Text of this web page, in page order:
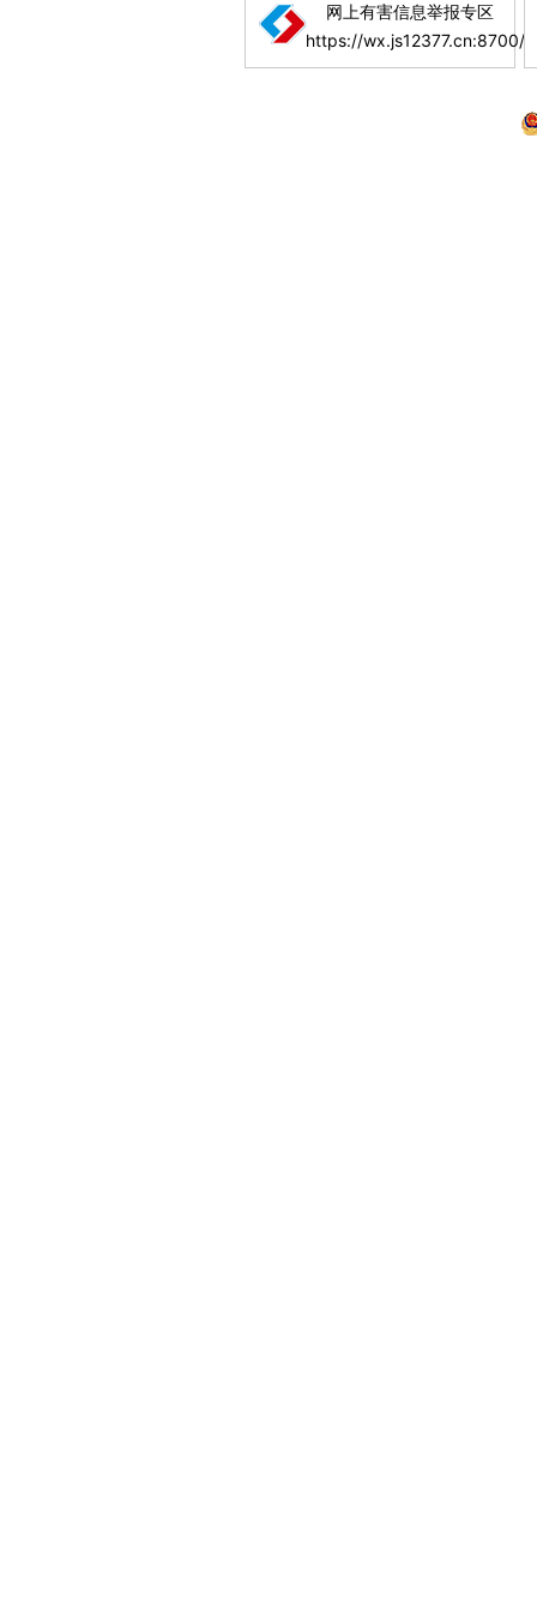
网上有害信息举报专区
https://wx.js12377.cn:8700/